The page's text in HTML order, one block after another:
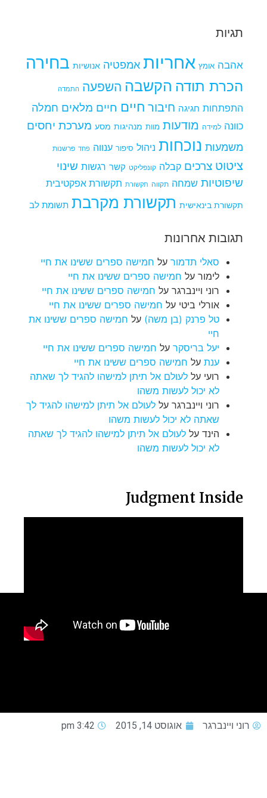
תגיות
אהבה אומץ אחריות אמפטיה אנושיות בחירה
הכרת תודה הקשבה השפעה התמדה
התפתחות חגיגה חיבור חיים חיים מלאים חמלה
כוונה למידה מודעות מוות מנהיגות מסע מערכת יחסים
משמעות נוכחות ניהול סיפור ענווה פחד פרשנות
ציטוט צרכים קבלה קונפליקט קשר רגשות שינוי
שיפוטיות שמחה תקווה תקשורת תקשורת אפקטיבית
תקשורת בינאישית תקשורת מקרבת תשומת לב
תגובות אחרונות
סאלי תדמור על חמישה ספרים ששינו את חיי
לימור על חמישה ספרים ששינו את חיי
רוני ויינברגר על חמישה ספרים ששינו את חיי
אורלי ביטי על חמישה ספרים ששינו את חיי
טל פרנק (בן משה) על חמישה ספרים ששינו את
חיי
יעל בריסקר על חמישה ספרים ששינו את חיי
ענת על חמישה ספרים ששינו את חיי
רועי על לעולם אל תיתן למישהו להגיד לך שאתה
לא יכול לעשות משהו
רוני ויינברגר על לעולם אל תיתן למישהו להגיד לך
שאתה לא יכול לעשות משהו
הינד על לעולם אל תיתן למישהו להגיד לך שאתה
לא יכול לעשות משהו
Judgment Inside
רוני ויינברגר אוגוסט 14, 2015 3:42 pm